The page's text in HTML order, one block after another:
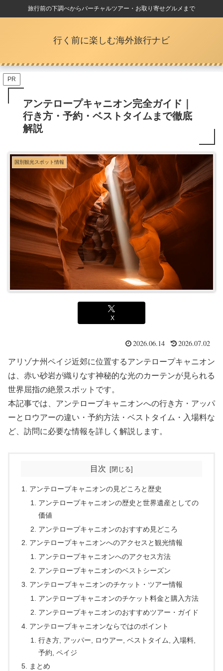
旅行前の下調べからバーチャルツアー・お取り寄せグルメまで
行く前に楽しむ海外旅行ナビ
PR
アンテロープキャニオン完全ガイド｜
行き方・予約・ベストタイムまで徹底
解説
国別観光スポット情報
X
2026.06.14 2026.07.02
アリゾナ州ペイジ近郊に位置するアンテロープキャニオン
は、赤い砂岩が織りなす神秘的な光のカーテンが見られる
世界屈指の絶景スポットです。
本記事では、アンテロープキャニオンへの行き方・アッパ
ーとロウアーの違い・予約方法・ベストタイム・入場料な
ど、訪問に必要な情報を詳しく解説します。
目次
アンテロープキャニオンの見どころと歴史
アンテロープキャニオンの歴史と世界遺産としての
価値
アンテロープキャニオンのおすすめ見どころ
アンテロープキャニオンへのアクセスと観光情報
アンテロープキャニオンへのアクセス方法
アンテロープキャニオンのベストシーズン
アンテロープキャニオンのチケット・ツアー情報
アンテロープキャニオンのチケット料金と購入方法
アンテロープキャニオンのおすすめツアー・ガイド
アンテロープキャニオンならではのポイント
行き方, アッパー, ロウアー, ベストタイム, 入場料,
予約, ペイジ
まとめ